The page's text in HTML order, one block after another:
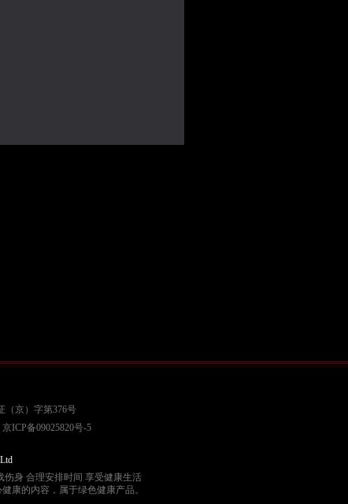
（京）字第376号
京ICP备09025820号-5
身 合理安排时间 享受健康生活
康的内容，属于绿色健康产品。